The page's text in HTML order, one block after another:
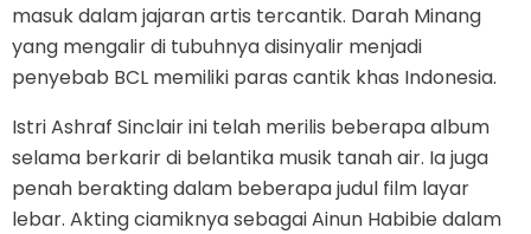
masuk dalam jajaran artis tercantik. Darah Minang
yang mengalir di tubuhnya disinyalir menjadi
penyebab BCL memiliki paras cantik khas Indonesia.
Istri Ashraf Sinclair ini telah merilis beberapa album
selama berkarir di belantika musik tanah air. Ia juga
penah berakting dalam beberapa judul film layar
lebar. Akting ciamiknya sebagai Ainun Habibie dalam